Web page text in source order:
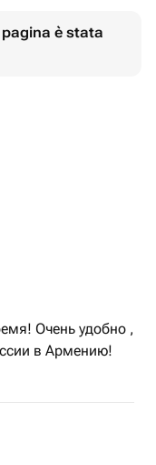
è stata
Очень удобно ,
в Армению!